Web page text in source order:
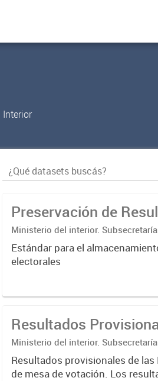
Interior
Preservación de
Ministerio del interior.
Nacional Electoral
Estándar para el
electorales
Resultados
Ministerio del interior.
Nacional Electoral
Resultados provisionales de
de mesa de votación. Los